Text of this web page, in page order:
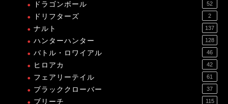
ドラゴンボール 52
ドリフターズ 2
ナルト 137
ハンターハンター 128
バトル・ロワイアル 46
ヒロアカ 42
フェアリーテイル 61
ブラッククローバー 37
ブリーチ 115